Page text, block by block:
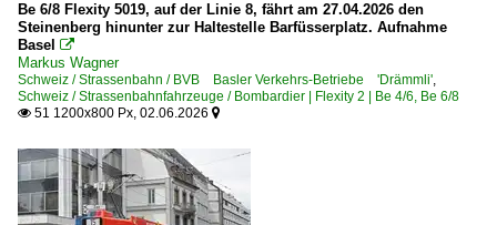
Be 6/8 Flexity 5019, auf der Linie 8, fährt am 27.04.2026 den
Steinenberg hinunter zur Haltestelle Barfüsserplatz. Aufnahme
Basel

Markus Wagner
Schweiz / Strassenbahn / BVB Basler Verkehrs-Betriebe 'Drämmli',
Schweiz / Strassenbahnfahrzeuge / Bombardier | Flexity 2 | Be 4/6, Be 6/8
 51 1200x800 Px, 02.06.2026 